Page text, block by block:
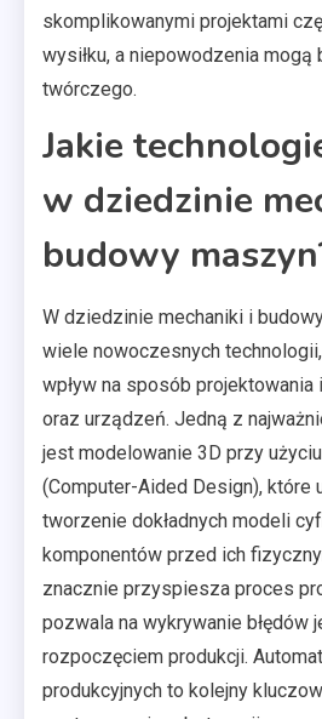
skomplikowanymi projektami
wysiłku, a niepowodzenia
twórczego.
Jakie
w dziedzinie
budowy
W dziedzinie mechaniki i
wiele nowoczesnych
wpływ na sposób
oraz urządzeń. Jedną z
jest modelowanie 3D przy
(Computer-Aided Design), które
tworzenie dokładnych modeli
komponentów przed ich
znacznie przyspiesza proces
pozwala na wykrywanie błędów
rozpoczęciem produkcji.
produkcyjnych to kolejny